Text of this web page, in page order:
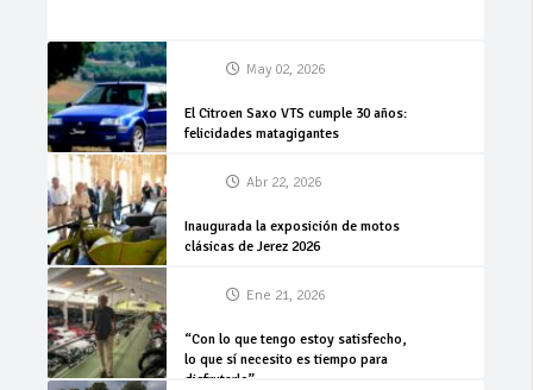
May 02, 2026
El Citroen Saxo VTS cumple 30 años:
felicidades matagigantes
Abr 22, 2026
Inaugurada la exposición de motos
clásicas de Jerez 2026
Ene 21, 2026
“Con lo que tengo estoy satisfecho,
lo que sí necesito es tiempo para
disfrutarlo”